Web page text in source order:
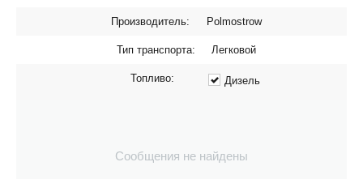
Производитель: Polmostrow
Тип транспорта: Легковой
Топливо: Дизель
Сообщения не найдены